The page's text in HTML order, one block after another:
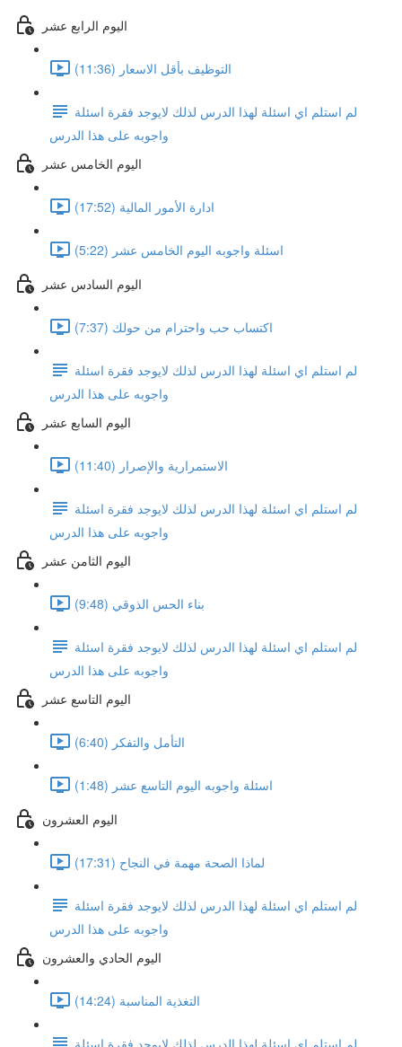
اليوم الرابع عشر
التوظيف بأقل الاسعار (11:36)
لم استلم اي اسئلة لهذا الدرس لذلك لايوجد فقرة اسئلة
واجوبه على هذا الدرس
اليوم الخامس عشر
ادارة الأمور المالية (17:52)
اسئلة واجوبه اليوم الخامس عشر (5:22)
اليوم السادس عشر
اكتساب حب واحترام من حولك (7:37)
لم استلم اي اسئلة لهذا الدرس لذلك لايوجد فقرة اسئلة
واجوبه على هذا الدرس
اليوم السابع عشر
الاستمرارية والإصرار (11:40)
لم استلم اي اسئلة لهذا الدرس لذلك لايوجد فقرة اسئلة
واجوبه على هذا الدرس
اليوم الثامن عشر
بناء الحس الذوقي (9:48)
لم استلم اي اسئلة لهذا الدرس لذلك لايوجد فقرة اسئلة
واجوبه على هذا الدرس
اليوم التاسع عشر
التأمل والتفكر (6:40)
اسئلة واجوبه اليوم التاسع عشر (1:48)
اليوم العشرون
لماذا الصحة مهمة في النجاح (17:31)
لم استلم اي اسئلة لهذا الدرس لذلك لايوجد فقرة اسئلة
واجوبه على هذا الدرس
اليوم الحادي والعشرون
التغذية المناسبة (14:24)
لم استلم اي اسئلة لهذا الدرس لذلك لايوجد فقرة اسئلة